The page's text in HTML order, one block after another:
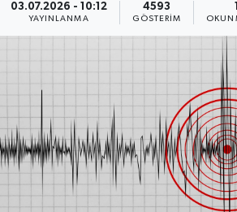
03.07.2026 - 10:12
YAYINLANMA
4593
GÖSTERIM
MAGAZİN
ÖZEL HABER